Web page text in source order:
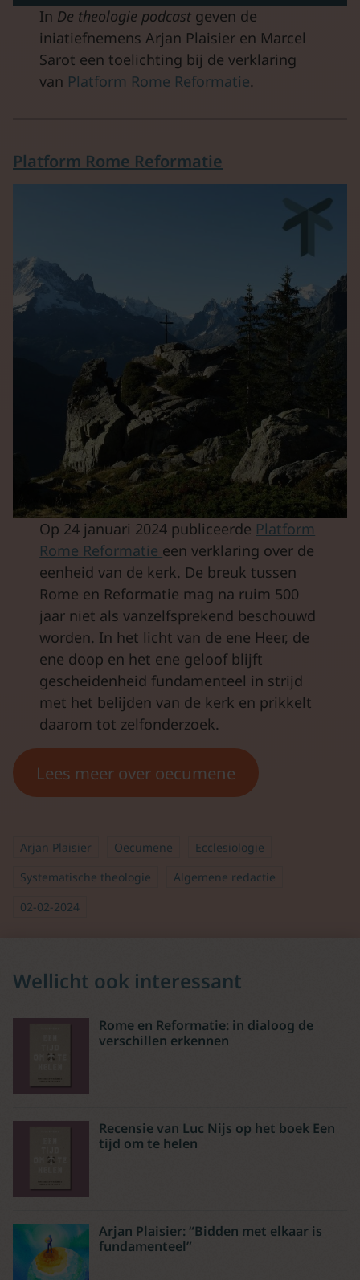
In De theologie podcast geven de
iniatiefnemens Arjan Plaisier en Marcel
Sarot een toelichting bij de verklaring
van Platform Rome Reformatie.
Platform Rome Reformatie
Op 24 januari 2024 publiceerde Platform
Rome Reformatie een verklaring over de
eenheid van de kerk. De breuk tussen
Rome en Reformatie mag na ruim 500
jaar niet als vanzelfsprekend beschouwd
worden. In het licht van de ene Heer, de
ene doop en het ene geloof blijft
gescheidenheid fundamenteel in strijd
met het belijden van de kerk en prikkelt
daarom tot zelfonderzoek.
Lees meer over oecumene
Arjan Plaisier Oecumene
Ecclesiologie
Systematische theologie
Algemene redactie
02-02-2024
Wellicht ook interessant
Rome en Reformatie: in dialoog de
verschillen erkennen
Recensie van Luc Nijs op het boek Een
tijd om te helen
Arjan Plaisier: “Bidden met elkaar is
fundamenteel”